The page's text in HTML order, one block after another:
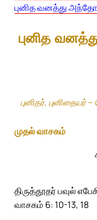
புனித வனத்து
புனித
புனிதர், புனிதையர்
முதல் வாசகம்
திருத்தூதர் பவுல்
வாசகம் 6: 10-13, 18